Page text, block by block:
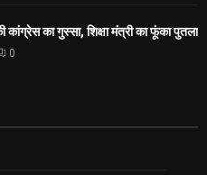
कांग्रेस का गुस्सा, शिक्षा मंत्री का फूंका पुतला
0